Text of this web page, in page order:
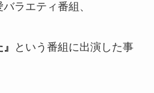
ラエティ番組、
という番組に出演した事